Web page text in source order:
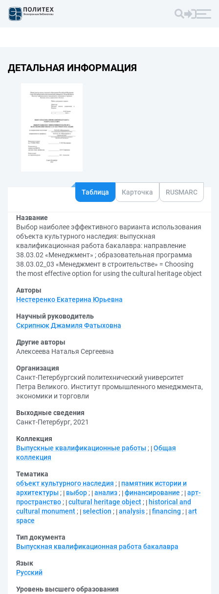
ДЕТАЛЬНАЯ ИНФОРМАЦИЯ
Таблица Карточка RUSMARC
Название
Выбор наиболее эффективного варианта использования
объекта культурного наследия: выпускная
квалификационная работа бакалавра: направление
38.03.02 «Менеджмент» ; образовательная программа
38.03.02_03 «Менеджмент в строительстве» = Choosing
the most effective option for using the cultural heritage object
Авторы
Нестеренко Екатерина Юрьевна
Научный руководитель
Скрипнюк Джамиля Фатыховна
Другие авторы
Алексеева Наталья Сергеевна
Организация
Санкт-Петербургский политехнический университет
Петра Великого. Институт промышленного менеджмента,
экономики и торговли
Выходные сведения
Санкт-Петербург, 2021
Коллекция
Выпускные квалификационные работы ; Общая
коллекция
Тематика
объект культурного наследия ;
памятник истории и
архитектуры ; выбор ; анализ ; финансирование ; арт-
пространство ; cultural heritage object ;
historical and
cultural monument ; selection ; analysis ; financing ; art
space
Тип документа
Выпускная квалификационная работа бакалавра
Язык
Русский
Уровень высшего образования